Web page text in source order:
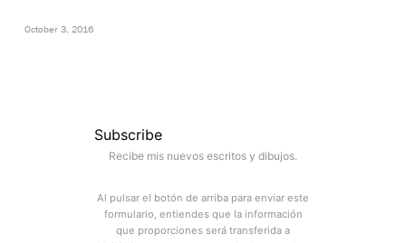
October 3, 2016
Subscribe
Recibe mis nuevos escritos y dibujos.
Al pulsar el botón de arriba para enviar este
formulario, entiendes que la información
que proporciones será transferida a